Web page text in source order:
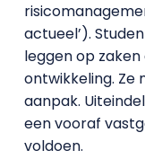
actueel’).
leggen op zaken
ontwikkeling. Ze
aanpak.
een vooraf
voldoen.